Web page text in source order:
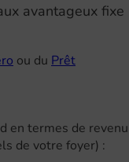
avantageux fixe
ou du Prêt
en termes de revenu
de votre foyer) :